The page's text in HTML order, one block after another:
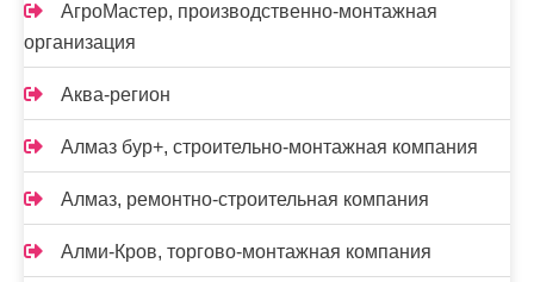
АгроМастер, производственно-монтажная
организация
Аква-регион
Алмаз бур+, строительно-монтажная компания
Алмаз, ремонтно-строительная компания
Алми-Кров, торгово-монтажная компания